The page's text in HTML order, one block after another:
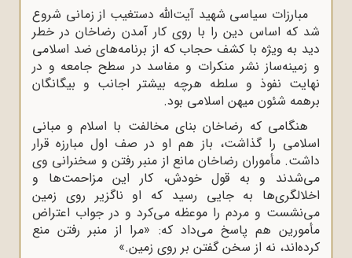
مبارزات سیاسی شهید آیت‌الله دستغیب از زمانی شروع
شد که اساس دین را با روی کار آمدن رضاخان در خطر
دید به ویژه با کشف حجاب که از برنامه‌های ضد اسلامی
و زمینه‌ساز نشر منکرات و مفاسد در سطح جامعه و در
نهایت نفوذ و سلطه هرچه بیشتر اجانب و بیگانگان
برهمه شئون میهن اسلامی بود.
هنگامی که رضاخان بنای مخالفت با اسلام و مبانی
اسلامی را گذاشت، باز هم او در صف اول مبارزه قرار
داشت. مأموران رضاخان مانع از منبر رفتن و سخنرانی وی
می‌شدند و به قول خودش، کار این مزاحمت‌ها و
اخلالگری‌ها به جایی رسید که او ناگزیر روی زمین
می‌نشست و مردم را موعظه می‌کرد و در جواب اعتراض
مأمورین هم پاسخ می‌داد که: «مرا از منبر رفتن منع
کرده‌اند، نه از سخن گفتن بر روی زمین.»